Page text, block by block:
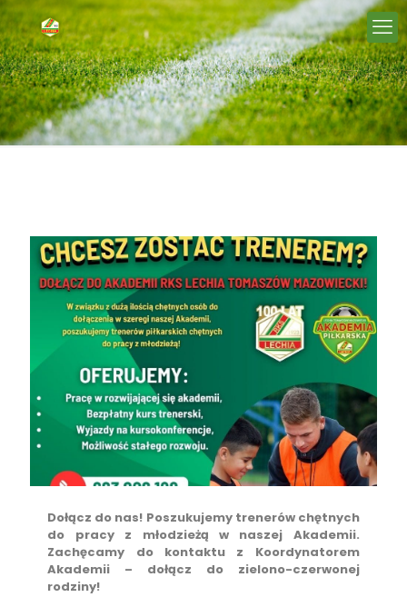
Dołącz do nas! Poszukujemy trenerów chętnych
do pracy z młodzieżą w naszej Akademii.
Zachęcamy do kontaktu z Koordynatorem
Akademii – dołącz do zielono-czerwonej
rodziny!